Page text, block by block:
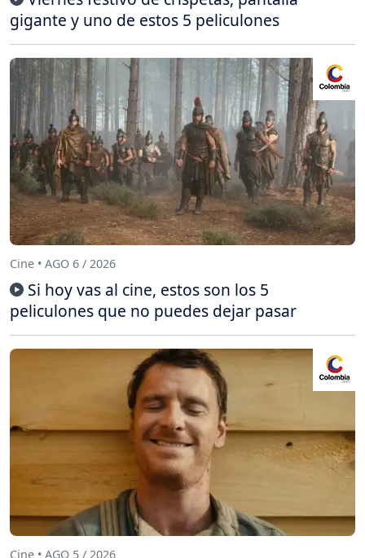
gigante y uno de estos 5 peliculones
Cine • AGO 6 / 2026
Si hoy vas al cine, estos son los 5
peliculones que no puedes dejar pasar
Cine • AGO 5 / 2026